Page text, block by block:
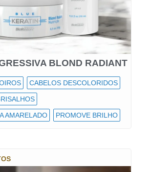
BLOND RADIANT
CABELOS DESCOLORIDOS
AMARELADO PROMOVE BRILHO